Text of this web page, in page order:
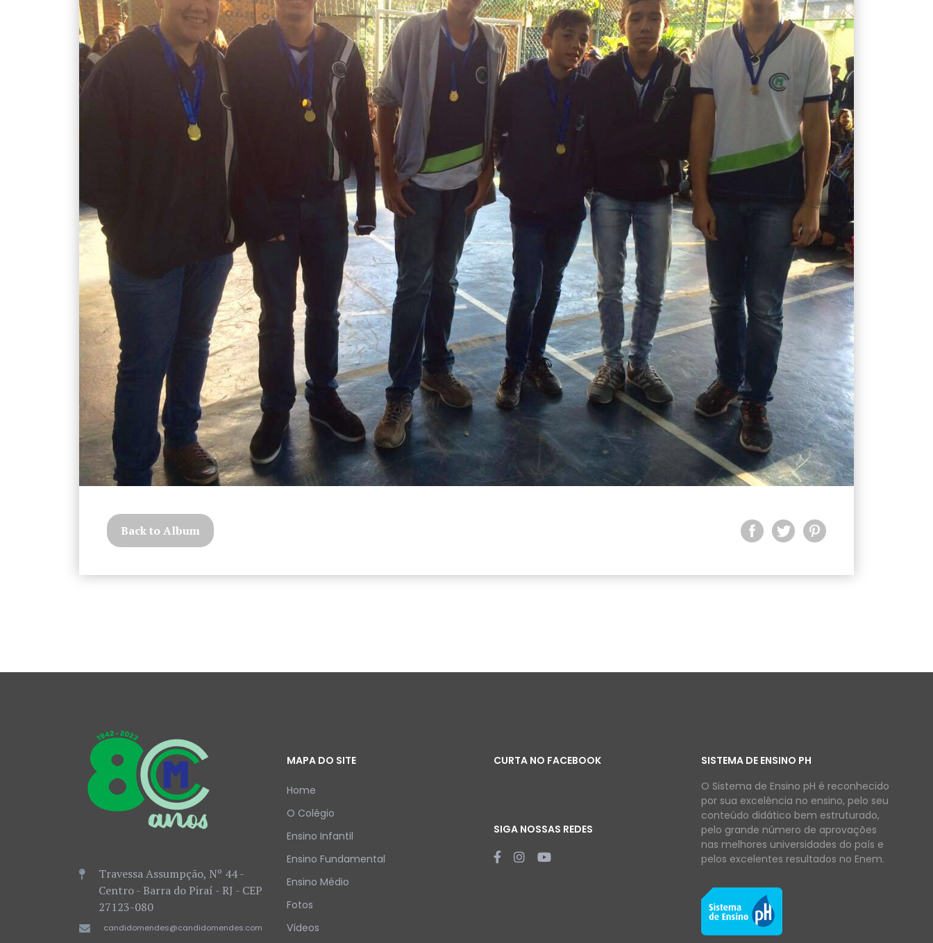
Back to Album
Travessa Assumpção, Nº 44 -
Centro - Barra do Piraí - RJ - CEP
27123-080
candidomendes@candidomendes.com
MAPA DO SITE
Home
O Colégio
Ensino Infantil
Ensino Fundamental
Ensino Médio
Fotos
Vídeos
CURTA NO FACEBOOK
SIGA NOSSAS REDES
SISTEMA DE ENSINO PH
O Sistema de Ensino pH é reconhecido
por sua excelência no ensino, pelo seu
conteúdo didático bem estruturado,
pelo grande número de aprovações
nas melhores universidades do país e
pelos excelentes resultados no Enem.